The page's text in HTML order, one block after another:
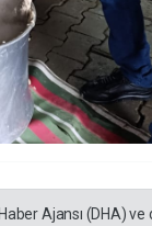
Ajansı (DHA)